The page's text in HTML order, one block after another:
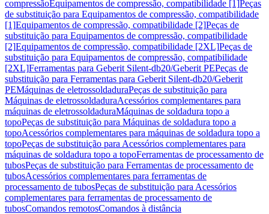
compressãoEquipamentos de compressão, compatibilidade [1]Peças
de substituição para Equipamentos de compressão, compatibilidade
[1]Equipamentos de compressão, compatibilidade [2]Peças de
substituição para Equipamentos de compressão, compatibilidade
[2]Equipamentos de compressão, compatibilidade [2XL]Peças de
substituição para Equipamentos de compressão, compatibilidade
[2XL]Ferramentas para Geberit Silent-db20/Geberit PEPeças de
substituição para Ferramentas para Geberit Silent-db20/Geberit
PEMáquinas de eletrossoldaduraPeças de substituição para
Máquinas de eletrossoldaduraAcessórios complementares para
máquinas de eletrossoldaduraMáquinas de soldadura topo a
topoPeças de substituição para Máquinas de soldadura topo a
topoAcessórios complementares para máquinas de soldadura topo a
topoPeças de substituição para Acessórios complementares para
máquinas de soldadura topo a topoFerramentas de processamento de
tubosPeças de substituição para Ferramentas de processamento de
tubosAcessórios complementares para ferramentas de
processamento de tubosPeças de substituição para Acessórios
complementares para ferramentas de processamento de
tubosComandos remotosComandos à distância